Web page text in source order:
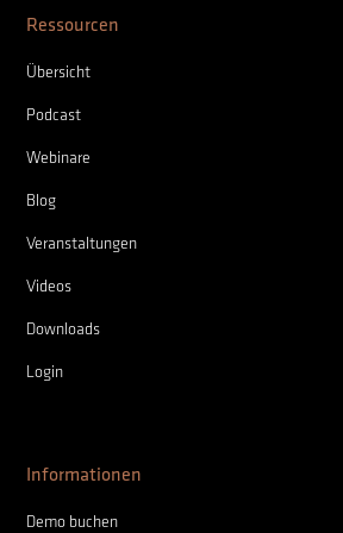
Ressourcen
Übersicht
Podcast
Webinare
Blog
Veranstaltungen
Videos
Downloads
Login
Informationen
Demo buchen